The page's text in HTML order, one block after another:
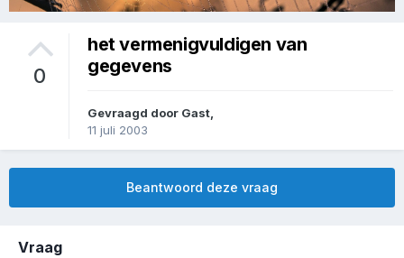
0
het vermenigvuldigen van
gegevens
Gevraagd door Gast,
11 juli 2003
Beantwoord deze vraag
Vraag